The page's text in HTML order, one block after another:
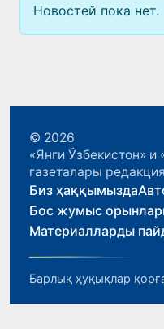
Новостей пока нет.
© 2026
«Янги Ўзбекистон»
газеталары
Биз ҳаққымызда
Бос жумыс
Материалларды
Барлық ҳуқықлар